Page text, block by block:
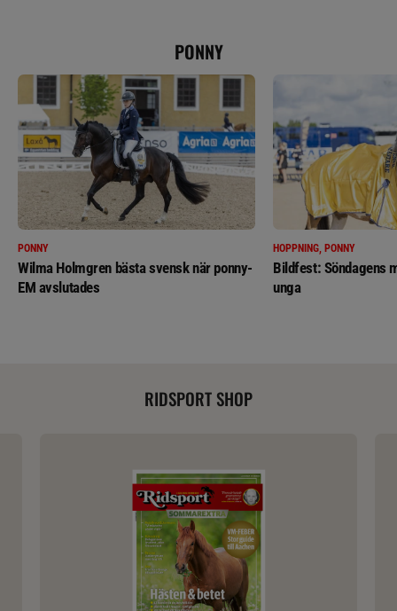
PONNY
PONNY
Wilma Holmgren bästa svensk när ponny-
EM avslutades
HOPPNING, PONNY
Bildfest: Söndagens
unga
RIDSPORT SHOP